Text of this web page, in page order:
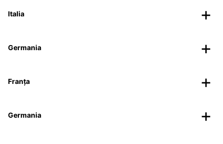
Italia
Germania
Franța
Germania